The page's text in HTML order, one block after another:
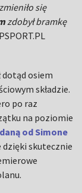
się
zdobył bramkę
osiem
składzie.
po raz
na poziomie
od Simone
dzięki skutecznie